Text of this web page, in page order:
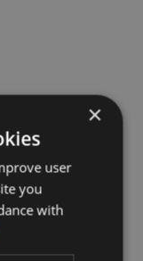
×
user
you
with